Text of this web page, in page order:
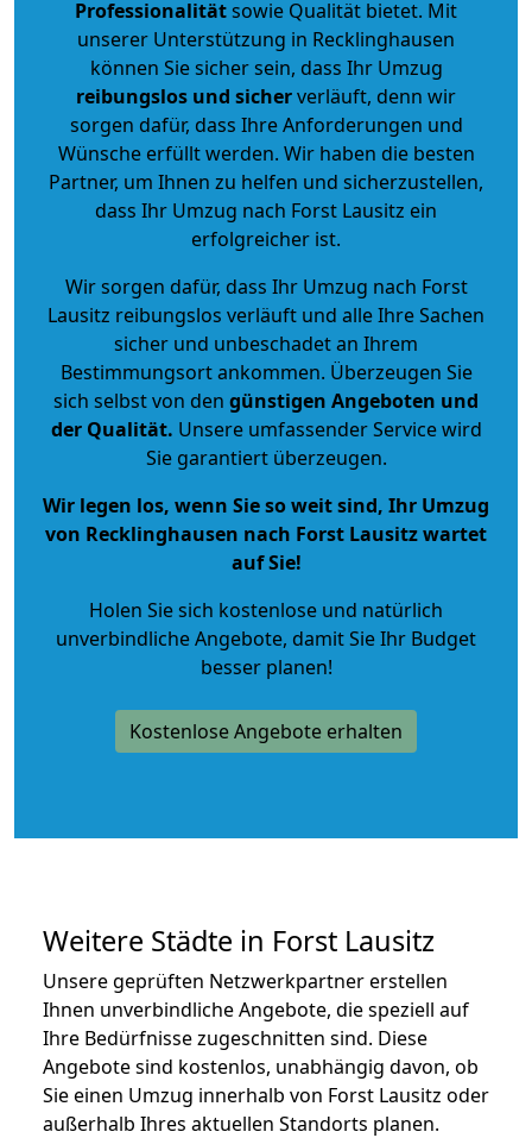
Professionalitätsowie Qualität bietet. Mit
unserer Unterstützung in Recklinghausen
können Sie sicher sein, dass Ihr Umzug
reibungslos und sicherverläuft, denn wir
sorgen dafür, dass Ihre Anforderungen und
Wünsche erfüllt werden. Wir haben die besten
Partner, um Ihnen zu helfen und sicherzustellen,
dass Ihr Umzug nach Forst Lausitz ein
erfolgreicher ist.
Wir sorgen dafür, dass Ihr Umzug nach Forst
Lausitz reibungslos verläuft und alle Ihre Sachen
sicher und unbeschadet an Ihrem
Bestimmungsort ankommen. Überzeugen Sie
sich selbst von den günstigen Angeboten und
der Qualität. Unsere umfassender Service wird
Sie garantiert überzeugen.
Wir legen los, wenn Sie so weit sind, Ihr Umzug
von Recklinghausen nach Forst Lausitz wartet
auf Sie!
Holen Sie sich kostenlose und natürlich
unverbindliche Angebote, damit Sie Ihr Budget
besser planen!
Kostenlose Angebote erhalten
Weitere Städte in Forst Lausitz
Unsere geprüften Netzwerkpartner erstellen
Ihnen unverbindliche Angebote, die speziell auf
Ihre Bedürfnisse zugeschnitten sind. Diese
Angebote sind kostenlos, unabhängig davon, ob
Sie einen Umzug innerhalb von Forst Lausitz oder
außerhalb Ihres aktuellen Standorts planen.